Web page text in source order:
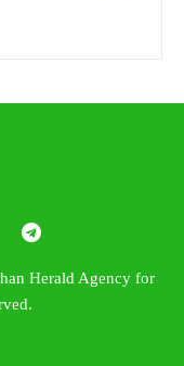
Herald Agency for